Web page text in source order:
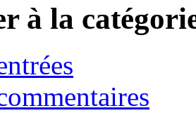
à la